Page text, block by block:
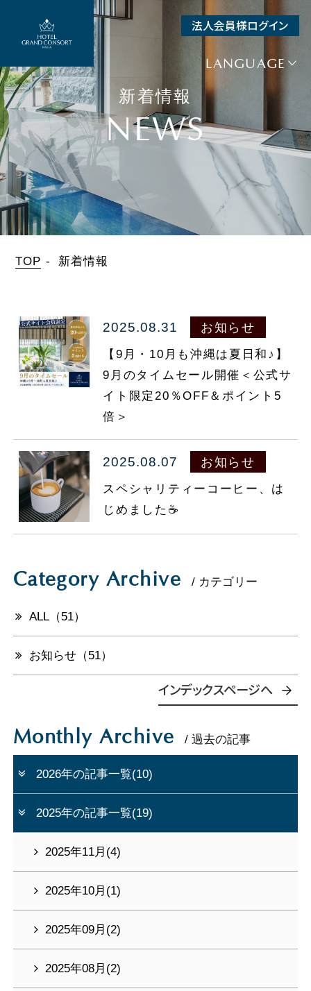
法人会員様ログイン
LANGUAGE
新着情報
NEWS
TOP 新着情報
2025.08.31 お知らせ
【9月・10月も沖縄は夏日和♪】
9月のタイムセール開催＜公式サ
イト限定20％OFF＆ポイント5
倍＞
2025.08.07 お知らせ
スペシャリティーコーヒー、は
じめました☕️
Category Archive / カテゴリー
ALL（51）
お知らせ（51）
インデックスページへ
Monthly Archive / 過去の記事
2026年の記事一覧(10)
2025年の記事一覧(19)
2025年11月(4)
2025年10月(1)
2025年09月(2)
2025年08月(2)
宿泊予約
航空券＋宿泊
+ レンタカー＋宿泊
チェックイン 日付未定
泊数
泊
人数（1室）
TEL.098-860-5577
マイページ
ご予約の確認・変更・キャンセル
法人会員様ログイン